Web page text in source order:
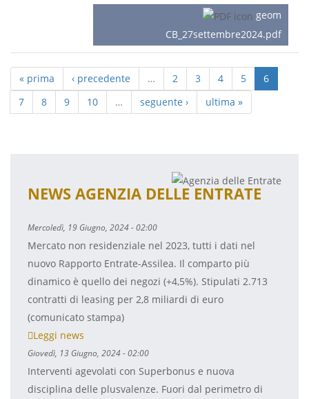
geom
CB_27settembre2024.pdf
« prima ‹ precedente … 2 3 4 5
6
7
8 9 10 … seguente › ultima »
NEWS AGENZIA DELLE ENTRATE
Mercoledì, 19 Giugno, 2024 - 02:00
Mercato non residenziale nel 2023, tutti i dati nel
nuovo Rapporto Entrate-Assilea. Il comparto più
dinamico è quello dei negozi (+4,5%). Stipulati 2.713
contratti di leasing per 2,8 miliardi di euro
(comunicato stampa)
Leggi news
Giovedì, 13 Giugno, 2024 - 02:00
Interventi agevolati con Superbonus e nuova
disciplina delle plusvalenze. Fuori dal perimetro di